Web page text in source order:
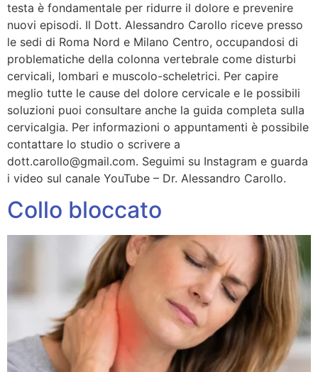
testa è fondamentale per ridurre il dolore e prevenire
nuovi episodi. Il Dott. Alessandro Carollo riceve presso
le sedi di Roma Nord e Milano Centro, occupandosi di
problematiche della colonna vertebrale come disturbi
cervicali, lombari e muscolo-scheletrici. Per capire
meglio tutte le cause del dolore cervicale e le possibili
soluzioni puoi consultare anche la guida completa sulla
cervicalgia. Per informazioni o appuntamenti è possibile
contattare lo studio o scrivere a
dott.carollo@gmail.com. Seguimi su Instagram e guarda
i video sul canale YouTube – Dr. Alessandro Carollo.
Collo bloccato